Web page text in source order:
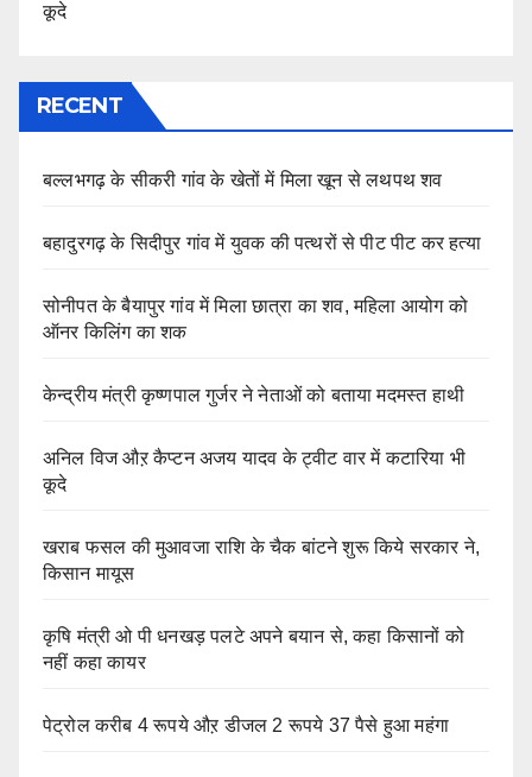
कूदे
RECENT
बल्लभगढ़ के सीकरी गांव के खेतों में मिला खून से लथपथ शव
बहादुरगढ़ के सिदीपुर गांव में युवक की पत्थरों से पीट पीट कर हत्या
सोनीपत के बैयापुर गांव में मिला छात्रा का शव, महिला आयोग को
ऑनर किलिंग का शक
केन्द्रीय मंत्री कृष्णपाल गुर्जर ने नेताओं को बताया मदमस्त हाथी
अनिल विज औऱ कैप्टन अजय यादव के ट्वीट वार में कटारिया भी
कूदे
खराब फसल की मुआवजा राशि के चैक बांटने शुरू किये सरकार ने,
किसान मायूस
कृषि मंत्री ओ पी धनखड़ पलटे अपने बयान से, कहा किसानों को
नहीं कहा कायर
पेट्रोल करीब 4 रूपये औऱ डीजल 2 रूपये 37 पैसे हुआ महंगा